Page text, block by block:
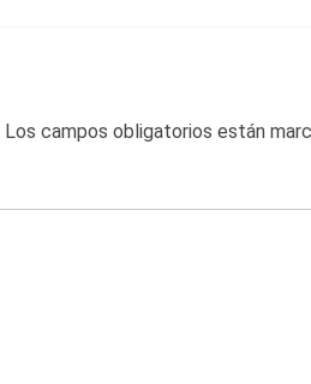
Los campos obligatorios están